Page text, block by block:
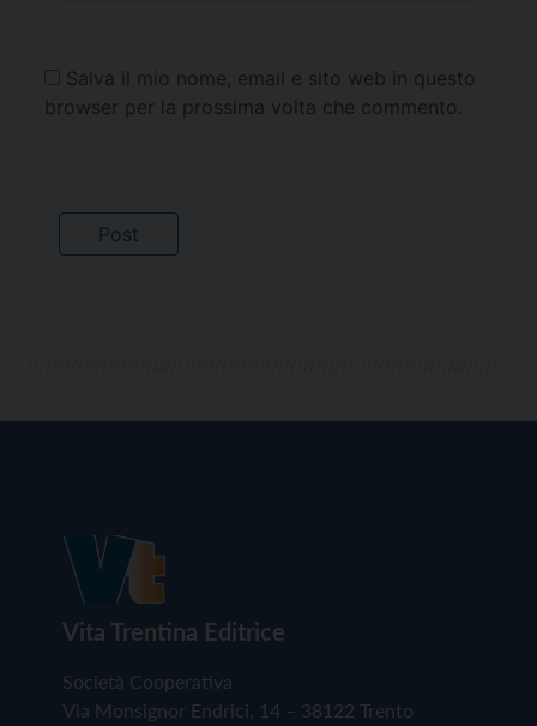
Salva il mio nome, email e sito web in questo
browser per la prossima volta che commento.
Vita Trentina Editrice
Società Cooperativa
Via Monsignor Endrici, 14 – 38122 Trento